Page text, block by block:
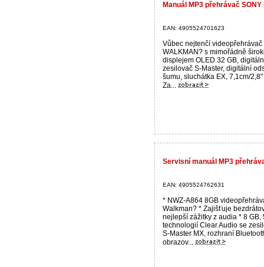
Manuál MP3 přehrávač
EAN: 4905524701623
Vůbec nejtenčí videopřehrávač
WALKMAN? s mimořádně
displejem OLED 32 GB,
zesilovač S-Master, digitální
šumu, sluchátka EX, 7,1cm/
Za...
Servisní manuál MP3
EAN: 4905524762631
* NWZ-A864 8GB
Walkman? * Zajišťuje
nejlepší zážitky z audia * 8 GB,
technologií Clear Audio se
S-Master MX, rozhraní
obrazov...